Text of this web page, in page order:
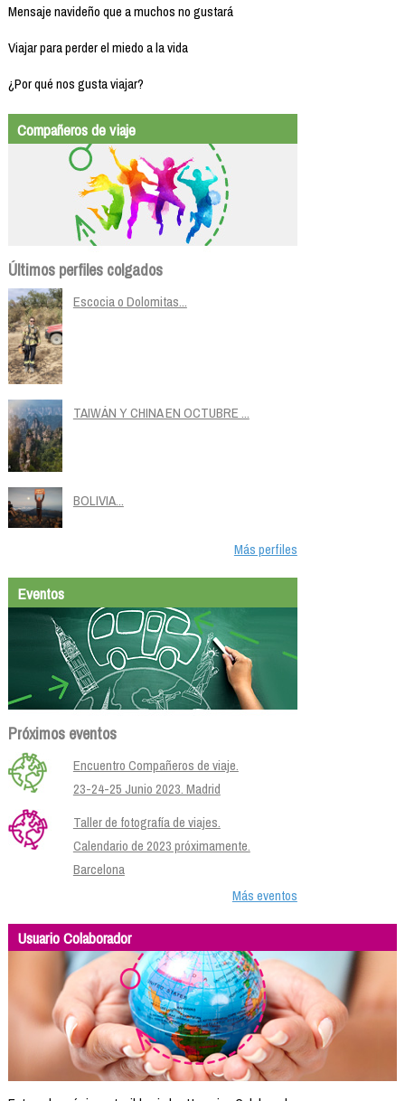
Mensaje navideño que a muchos no gustará
Viajar para perder el miedo a la vida
¿Por qué nos gusta viajar?
Compañeros de viaje
Últimos perfiles colgados
Escocia o Dolomitas...
TAIWÁN Y CHINA EN OCTUBRE ...
BOLIVIA...
Más perfiles
Eventos
Próximos eventos
Encuentro Compañeros de viaje.
23-24-25 Junio 2023. Madrid
Taller de fotografía de viajes.
Calendario de 2023 próximamente.
Barcelona
Más eventos
Usuario Colaborador